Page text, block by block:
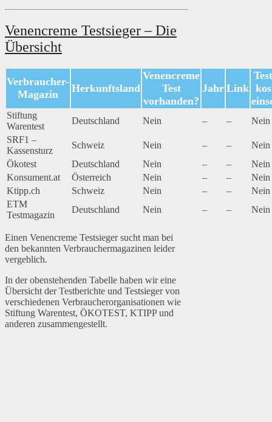
Venencreme Testsieger – Die
Übersicht
Verbraucher-
Magazin
Herkunftsland
Venencreme
Test
vorhanden?
Jahr Link
Stiftung
Warentest
Deutschland Nein – –
Nein
SRF1 –
Kassensturz
Schweiz Nein – –
Nein
Ökotest
Deutschland Nein – –
Nein
Konsument.at
Österreich Nein – –
Nein
Ktipp.ch
Schweiz Nein – –
Nein
ETM
Testmagazin
Deutschland Nein – – Nein
Einen Venencreme Testsieger sucht man bei
den bekannten Verbrauchermagazinen leider
vergeblich.
In der obenstehenden Tabelle haben wir eine
Übersicht der Testberichte und Testsieger von
verschiedenen Verbraucherorganisationen wie
Stiftung Warentest, ÖKOTEST, KTIPP und
anderen zusammengestellt.